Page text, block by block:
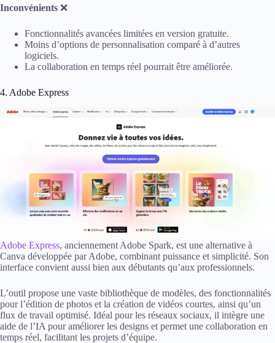
Inconvénients ❌
Fonctionnalités avancées limitées en version gratuite.
Moins d’options de personnalisation comparé à d’autres
logiciels.
La collaboration en temps réel pourrait être améliorée.
4. Adobe Express
Adobe Express, anciennement Adobe Spark, est une alternative à
Canva développée par Adobe, combinant puissance et simplicité. Son
interface convient aussi bien aux débutants qu’aux professionnels.
L’outil propose une vaste bibliothèque de modèles, des fonctionnalités
pour l’édition de photos et la création de vidéos courtes, ainsi qu’un
flux de travail optimisé. Idéal pour les réseaux sociaux, il intègre une
aide de l’IA pour améliorer les designs et permet une collaboration en
temps réel, facilitant les projets d’équipe.